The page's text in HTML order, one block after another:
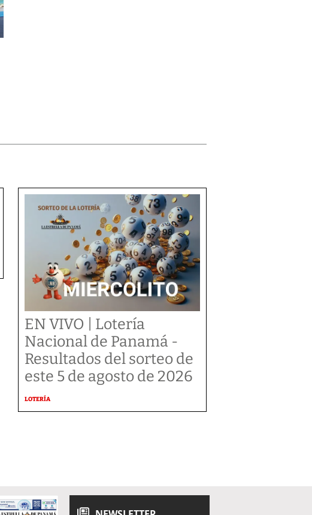
EN VIVO | Lotería
Nacional de Panamá -
Resultados del sorteo de
este 5 de agosto de 2026
LOTERÍA